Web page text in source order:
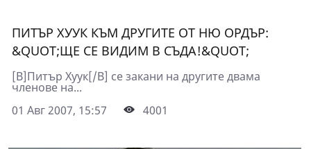
ПИТЪР ХУУК КЪМ ДРУГИТЕ ОТ НЮ ОРДЪР:
&QUOT;ЩЕ СЕ ВИДИМ В СЪДА!&QUOT;
[B]Питър Хуук[/B] се закани на другите двама
членове на...
01 Авг 2007, 15:57
4001